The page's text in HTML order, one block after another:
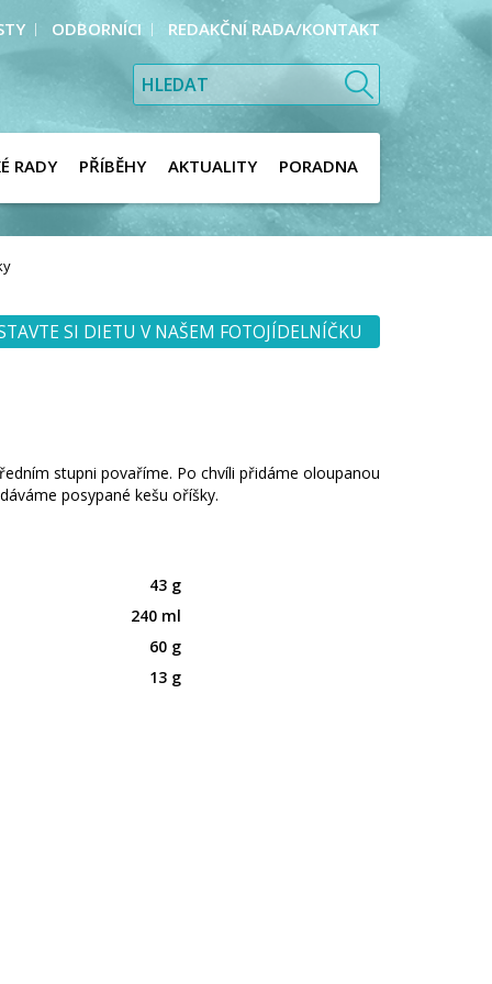
ODBORNÍCI REDAKČNÍ RADA/KONTAKT
RADY PŘÍBĚHY AKTUALITY PORADNA
SI DIETU V NAŠEM FOTOJÍDELNÍČKU
stupni povaříme. Po chvíli přidáme oloupanou
posypané kešu oříšky.
43 g
240 ml
60 g
13 g